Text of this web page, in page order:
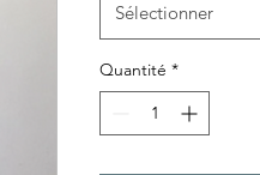
Sélectionner
Quantité *